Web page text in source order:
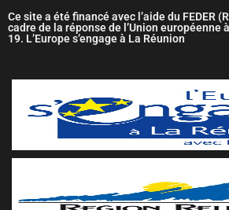
Ce site a été financé avec l’aide du FEDER
cadre de la réponse de l’Union européenne
19. L’Europe s’engage à La Réunion